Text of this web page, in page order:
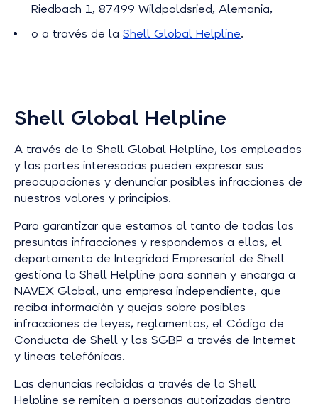
Riedbach 1, 87499 Wildpoldsried, Alemania,
o a través de la Shell Global Helpline.
Shell Global Helpline
A través de la Shell Global Helpline, los empleados
y las partes interesadas pueden expresar sus
preocupaciones y denunciar posibles infracciones de
nuestros valores y principios.
Para garantizar que estamos al tanto de todas las
presuntas infracciones y respondemos a ellas, el
departamento de Integridad Empresarial de Shell
gestiona la Shell Helpline para sonnen y encarga a
NAVEX Global, una empresa independiente, que
reciba información y quejas sobre posibles
infracciones de leyes, reglamentos, el Código de
Conducta de Shell y los SGBP a través de Internet
y líneas telefónicas.
Las denuncias recibidas a través de la Shell
Helpline se remiten a personas autorizadas dentro